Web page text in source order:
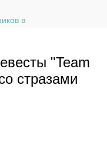
"Team
стразами